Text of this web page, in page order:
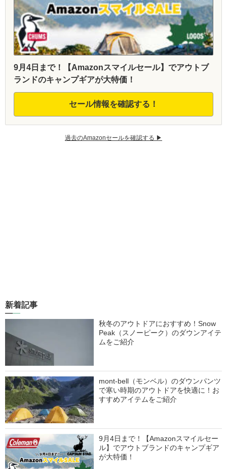
9月4日まで！【Amazonスマイルセール】でアウトブ
ランドのキャンプギアが大特価！
セール情報を確認する！
過去のAmazonセールを確認する ▶︎
新着記事
秋冬のアウトドアにおすすめ！Snow
Peak（スノーピーク）のダウンアイテ
ムをご紹介
mont-bell（モンベル）のダウンパンツ
で寒い時期のアウトドアを快適に！お
すすめアイテムをご紹介
9月4日まで！【Amazonスマイルセー
ル】でアウトブランドのキャンプギア
が大特価！